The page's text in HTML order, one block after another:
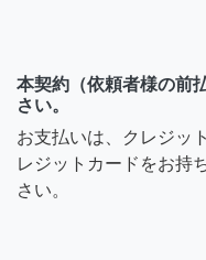
本契約（依頼者様の前
さい。
お支払いは、クレジッ
レジットカードをお持
さい。